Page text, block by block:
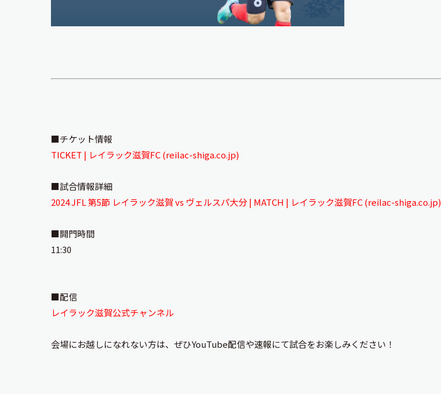
■チケット情報
TICKET | レイラック滋賀FC (reilac-shiga.co.jp)
■試合情報詳細
2024 JFL 第5節 レイラック滋賀 vs ヴェルスパ大分 | MATCH | レイラック滋賀FC (reilac-shiga.co.jp)
■開門時間
11:30
■配信
レイラック滋賀公式チャンネル
会場にお越しになれない方は、ぜひYouTube配信や速報にて試合をお楽しみください！